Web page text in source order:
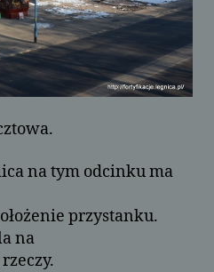
na tym odcinku ma
przystanku.
na